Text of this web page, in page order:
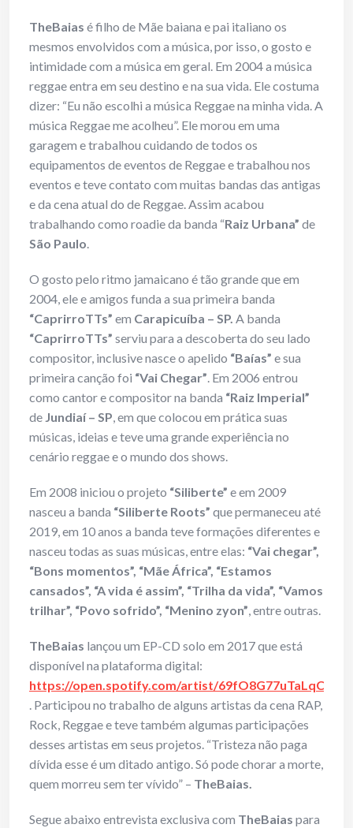
TheBaias é filho de Mãe baiana e pai italiano os
mesmos envolvidos com a música, por isso, o gosto e
intimidade com a música em geral. Em 2004 a música
reggae entra em seu destino e na sua vida. Ele costuma
dizer: “Eu não escolhi a música Reggae na minha vida. A
música Reggae me acolheu”. Ele morou em uma
garagem e trabalhou cuidando de todos os
equipamentos de eventos de Reggae e trabalhou nos
eventos e teve contato com muitas bandas das antigas
e da cena atual do de Reggae. Assim acabou
trabalhando como roadie da banda “Raiz Urbana” de
São Paulo.
O gosto pelo ritmo jamaicano é tão grande que em
2004, ele e amigos funda a sua primeira banda
“CaprirroTTs” em Carapicuíba – SP. A banda
“CaprirroTTs” serviu para a descoberta do seu lado
compositor, inclusive nasce o apelido “Baías” e sua
primeira canção foi “Vai Chegar”. Em 2006 entrou
como cantor e compositor na banda “Raiz Imperial”
de Jundiaí – SP, em que colocou em prática suas
músicas, ideias e teve uma grande experiência no
cenário reggae e o mundo dos shows.
Em 2008 iniciou o projeto “Siliberte” e em 2009
nasceu a banda “Siliberte Roots” que permaneceu até
2019, em 10 anos a banda teve formações diferentes e
nasceu todas as suas músicas, entre elas: “Vai chegar”,
“Bons momentos”, “Mãe África”, “Estamos
cansados”, “A vida é assim”, “Trilha da vida”, “Vamos
trilhar”, “Povo sofrido”, “Menino zyon”, entre outras.
TheBaias lançou um EP-CD solo em 2017 que está
disponível na plataforma digital:
https://open.spotify.com/artist/
. Participou no trabalho de alguns artistas da cena RAP,
Rock, Reggae e teve também algumas participações
desses artistas em seus projetos. “Tristeza não paga
dívida esse é um ditado antigo. Só pode chorar a morte,
quem morreu sem ter vívido” – TheBaias.
Segue abaixo entrevista exclusiva com TheBaias para